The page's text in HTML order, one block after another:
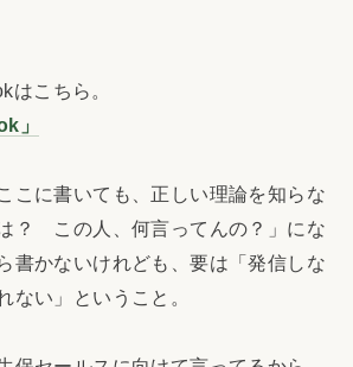
こちら。
」
に書いても、正しい理論を知らな
？ この人、何言ってんの？」にな
書かないけれども、要は「発信しな
ない」ということ。